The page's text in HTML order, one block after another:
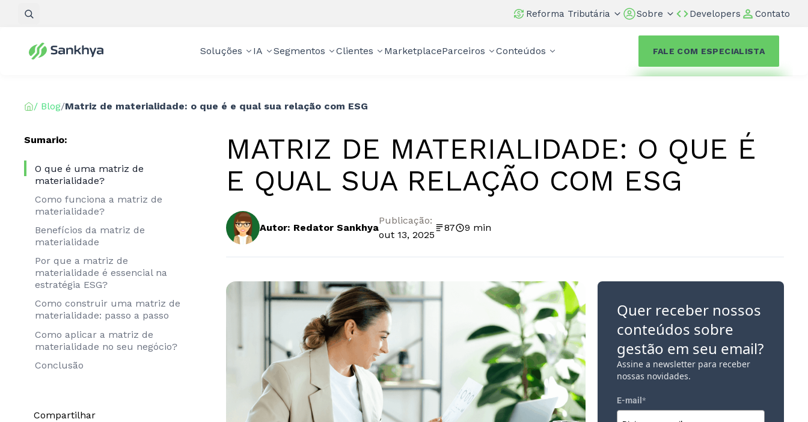
Reforma Tributária Sobre Developers Contato
Soluções IA Segmentos Clientes MarketplaceParceiros Conteúdos FALE COM ESPECIALISTA
/ Blog/Matriz de materialidade: o que é e qual sua relação com ESG
Sumario:
O que é uma matriz de
materialidade?
Como funciona a matriz de
materialidade?
Benefícios da matriz de
materialidade
Por que a matriz de
materialidade é essencial na
estratégia ESG?
Como construir uma matriz de
materialidade: passo a passo
Como aplicar a matriz de
materialidade no seu negócio?
Conclusão
Compartilhar
MATRIZ DE MATERIALIDADE: O QUE É
E QUAL SUA RELAÇÃO COM ESG
Autor: Redator Sankhya
Publicação:
out 13, 2025
87 9 min
Quer receber nossos
conteúdos sobre
gestão em seu email?
Assine a newsletter para receber
nossas novidades.
E-mail *